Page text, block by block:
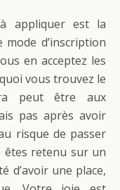
appliquer est la
d’inscription
en acceptez les
vous trouvez le
peut être aux
pas après avoir
risque de passer
êtes retenu sur un
d’avoir une place,